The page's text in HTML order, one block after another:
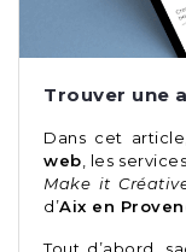
Trouver une
Dans cet
web , les
Make it
d’Aix en
Tout d’abord,